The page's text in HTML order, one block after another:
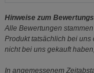
Hinweise zum
Alle Bewertungen
Produkt tatsächlich bei
nicht bei uns gekauft
In angemessenem